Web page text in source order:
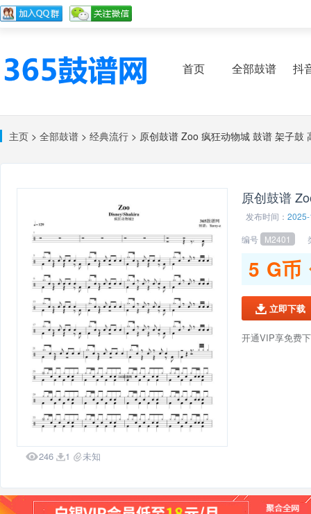
首页 全部鼓谱 抖
主页 > 全部鼓谱 > 经典流行 > 原创鼓谱 Zoo 疯狂动物城 鼓谱 架子鼓
246  1 未知
原创鼓谱
发布时间：
编号 M2401
5 G币
 立即下载
开通VIP享免费